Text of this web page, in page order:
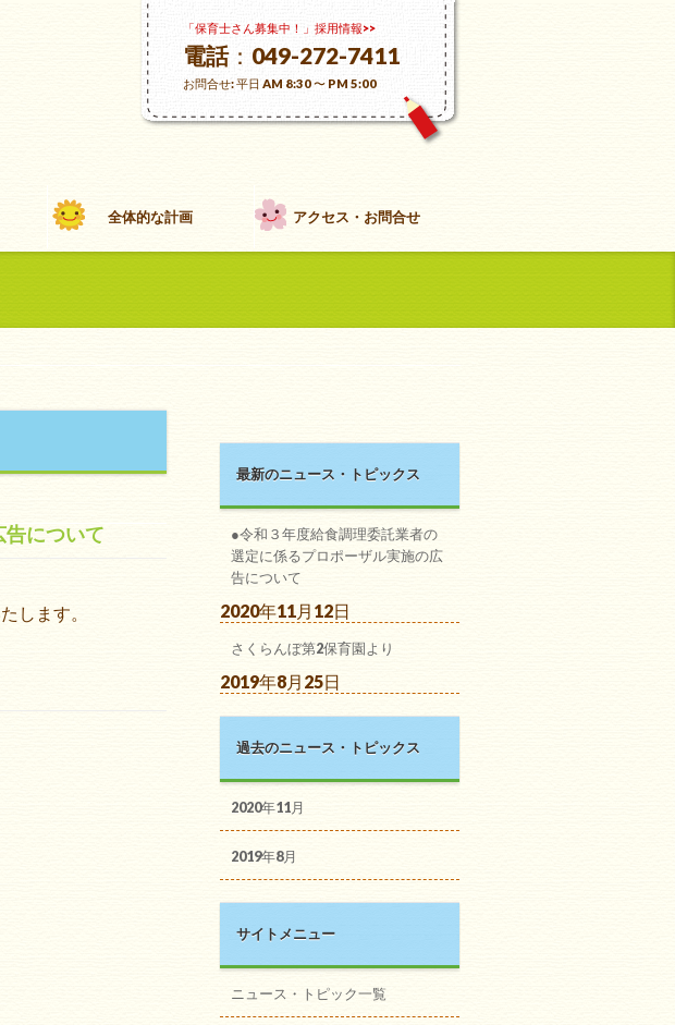
全体的な計画 アクセス・お問合せ
について
します。
「保育士さん募集中！」採用情報>>
電話：049-272-7411
お問合せ: 平日 AM 8:30 〜 PM 5:00
最新のニュース・トピックス
●令和３年度給食調理委託業者の
選定に係るプロポーザル実施の広
告について
2020年11月12日
さくらんぼ第2保育園より
2019年8月25日
過去のニュース・トピックス
2020年11月
2019年8月
サイトメニュー
ニュース・トピック一覧